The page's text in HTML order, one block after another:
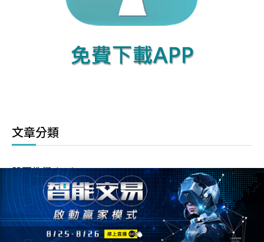
文章分類
股票教學(93)
選擇權交易日記(1,187)
全部文章(1,401)